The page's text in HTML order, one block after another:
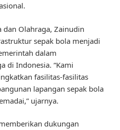
Olahraga, Zainudin
sepak bola menjadi
dalam
di Indonesia. “Kami
fasilitas-fasilitas
lapangan sepak bola
ujarnya.
dukungan